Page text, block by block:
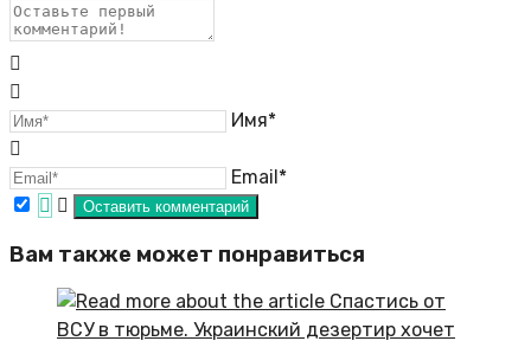
Имя*
Email*
Вам также может понравиться